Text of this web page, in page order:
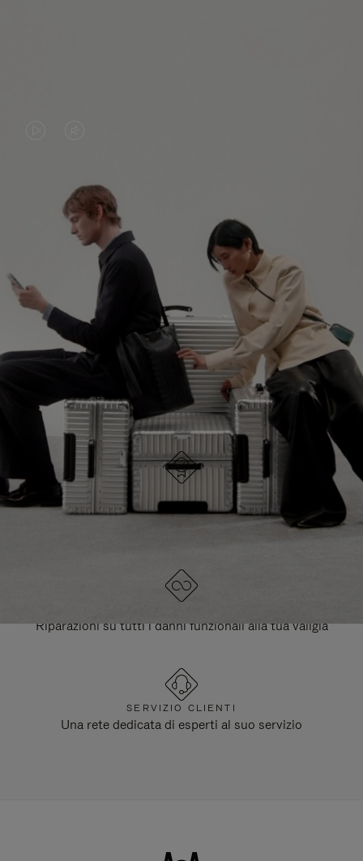
NON
PAUSA,
PREMERE
PER
IN
PAUSA
È
SILENZIATO,
PREMI
PER
ATTIVARE
LAUDIO
CONTINUA IL TUO VIAGGIO DI SCOPERTA
SCOPRI TUTTE LE BORSE RIMOWA
PROGETTATO IN GERMANIA
Ogni articolo è testato per la qualità e attentamente
Riparazioni su tutti i danni funzionali alla tua valigia
SERVIZIO CLIENTI
Una rete dedicata di esperti al suo servizio